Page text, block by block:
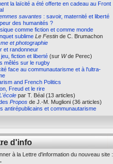
la laïcité a été offerte en cadeau au Front
savantes : savoir, maternité et liberté
des humanités ?
comme fiction et comme monde
sublime Le Festin de C. Brumachon
et photographie
et randonneur
fiction et liberté (sur Wde Perec)
mêlés sur le rugby
face au communautarisme et à l'ultra-
and French Politics
Freud et le rire
par T. Béal (13 articles)
Propos de J.-M. Muglioni (36 articles)
antirépublicains et communautarisme
d'info
à la Lettre d'information du nouveau site :
.